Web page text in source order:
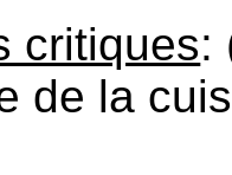
critiques:
de la